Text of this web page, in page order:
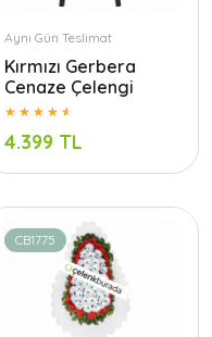
Aynı Gün Teslimat
Kırmızı Gerbera
Cenaze Çelengi
4.399 TL
CB1775